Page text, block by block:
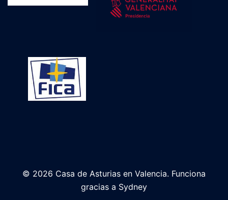
© 2026 Casa de Asturias en Valencia. Funciona
gracias a Sydney